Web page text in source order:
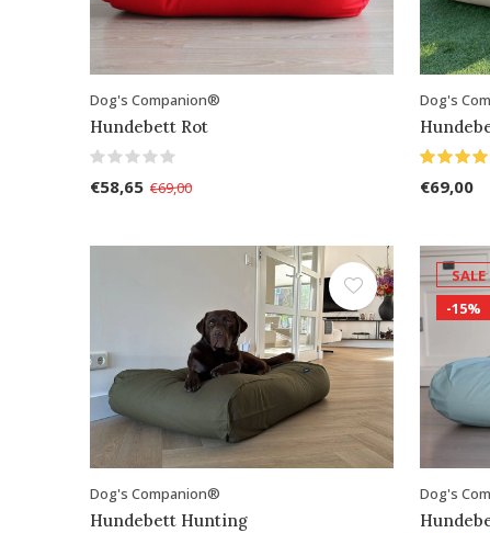
Dog's Companion®
Hundebett Rot
€58,65 €69,00
Dog's
€69,00
Dog's Companion®
Hundebett Hunting
SALE
-15%
Dog's